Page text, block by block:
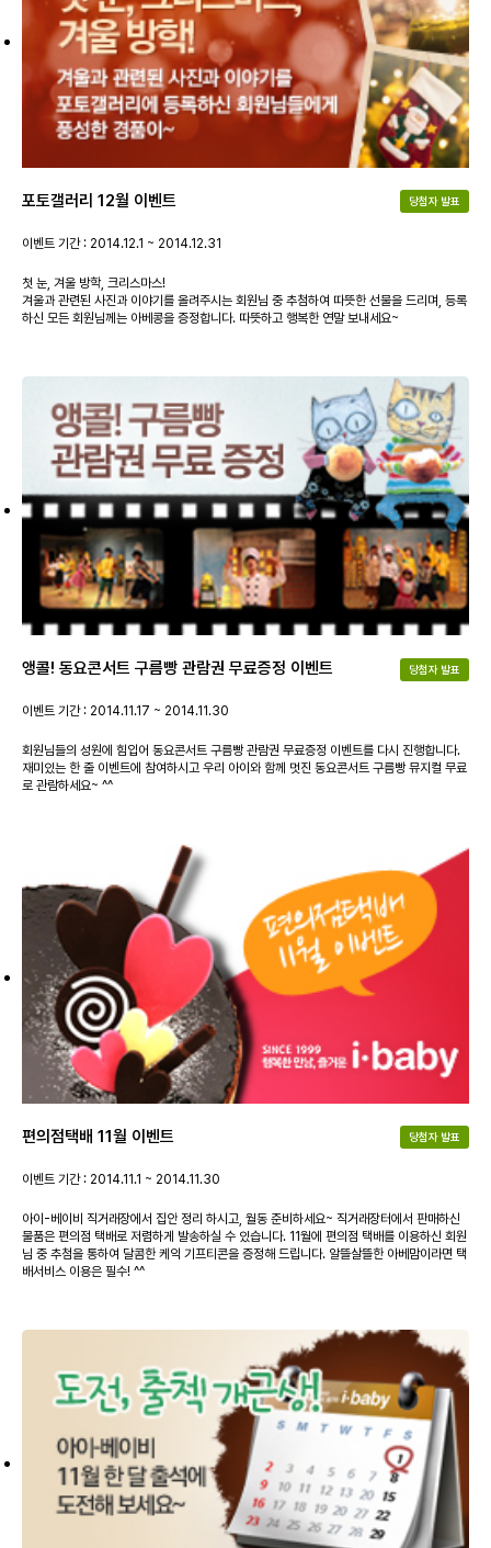
포토갤러리 12월 이벤트 당첨자 발표
이벤트 기간 : 2014.12.1 ~ 2014.12.31
첫 눈, 겨울 방학, 크리스마스!
겨울과 관련된 사진과 이야기를 올려주시는 회원님 중 추첨하여 따뜻한 선물을 드리며, 등록
하신 모든 회원님께는 아베콩을 증정합니다. 따뜻하고 행복한 연말 보내세요~
앵콜! 동요콘서트 구름빵 관람권 무료증정 이벤트 당첨자 발표
이벤트 기간 : 2014.11.17 ~ 2014.11.30
회원님들의 성원에 힘입어 동요콘서트 구름빵 관람권 무료증정 이벤트를 다시 진행합니다.
재미있는 한 줄 이벤트에 참여하시고 우리 아이와 함께 멋진 동요콘서트 구름빵 뮤지컬 무료
로 관람하세요~ ^^
편의점택배 11월 이벤트 당첨자 발표
이벤트 기간 : 2014.11.1 ~ 2014.11.30
아이-베이비 직거래장에서 집안 정리 하시고, 월동 준비하세요~ 직거래장터에서 판매하신
물품은 편의점 택배로 저렴하게 발송하실 수 있습니다. 11월에 편의점 택배를 이용하신 회원
님 중 추첨을 통하여 달콤한 케익 기프티콘을 증정해 드립니다. 알뜰살뜰한 아베맘이라면 택
배서비스 이용은 필수! ^^